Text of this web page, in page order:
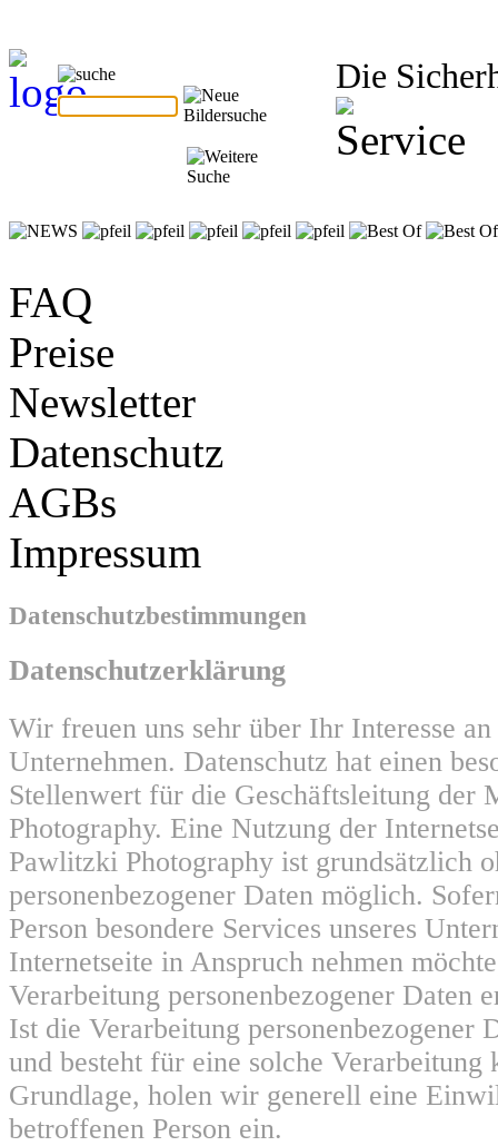
Die
FAQ
Preise
Newsletter
Datenschutz
AGBs
Impressum
Datenschutzbestimmungen
Datenschutzerklärung
Wir freuen uns sehr über Ihr Interesse an
Unternehmen. Datenschutz hat einen
Stellenwert für die Geschäftsleitung der
Photography. Eine Nutzung der
Pawlitzki Photography ist grundsätzlich
personenbezogener Daten möglich.
Person besondere Services unseres
Internetseite in Anspruch nehmen
Verarbeitung personenbezogener Daten
Ist die Verarbeitung personenbezogener
und besteht für eine solche Verarbeitung
Grundlage, holen wir generell eine
betroffenen Person ein.